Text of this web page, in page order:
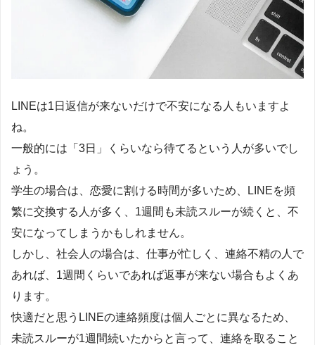
LINEは1日返信が来ないだけで不安になる人もいますよ
ね。
一般的には「3日」くらいなら待てるという人が多いでし
ょう。
学生の場合は、恋愛に割ける時間が多いため、LINEを頻
繁に交換する人が多く、1週間も未読スルーが続くと、不
安になってしまうかもしれません。
しかし、社会人の場合は、仕事が忙しく、連絡不精の人で
あれば、1週間くらいであれば返事が来ない場合もよくあ
ります。
快適だと思うLINEの連絡頻度は個人ごとに異なるため、
未読スルーが1週間続いたからと言って、連絡を取ること